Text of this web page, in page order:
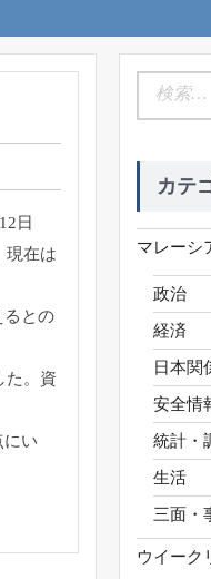
日
現在は
るとの
。 資
にい
カテ
マレーシ
政治
経済
日本関
安全情
統計・
生活
三面・
ウイーク